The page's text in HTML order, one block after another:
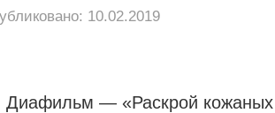
10.02.2019
Диафильм — «Раскрой кожаных